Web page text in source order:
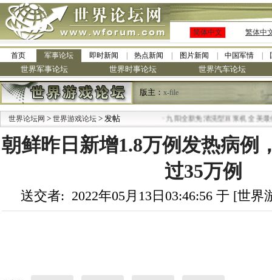
简体中文 繁体中
首页 军事论坛 即时新闻 热点新闻 图片新闻 中国军情
世界军事论坛 世界时事论坛 世界汽车论坛
版主： x-file
世界论坛网 > 世界游戏论坛 > 发帖 九阳全新免清洗型豆浆机 全美最低
朝鲜昨日新增1.8万例发热病例
过35万例
送交者: 2022年05月13日03:46:56 于 [世